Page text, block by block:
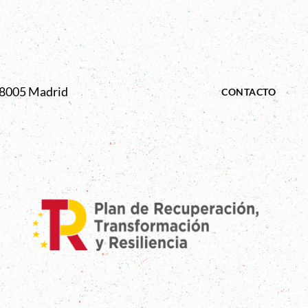
Madrid CONTACTO